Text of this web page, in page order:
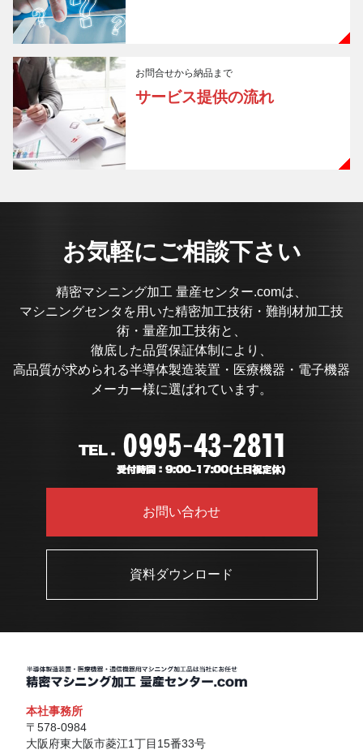
お問合せから納品まで
サービス提供の流れ
お気軽にご相談下さい
精密マシニング加工 量産センター.comは、
マシニングセンタを用いた精密加工技術・難削材加工技
術・量産加工技術と、
徹底した品質保証体制により、
高品質が求められる半導体製造装置・医療機器・電子機器
メーカー様に選ばれています。
お問い合わせ
資料ダウンロード
本社事務所
〒578-0984
大阪府東大阪市菱江1丁目15番33号